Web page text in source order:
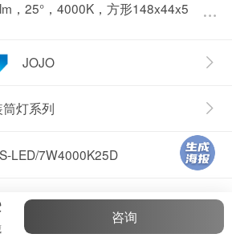
，25°，4000K，方形148x44x5
JOJO
灯系列
LED/7W4000K25D
咨询